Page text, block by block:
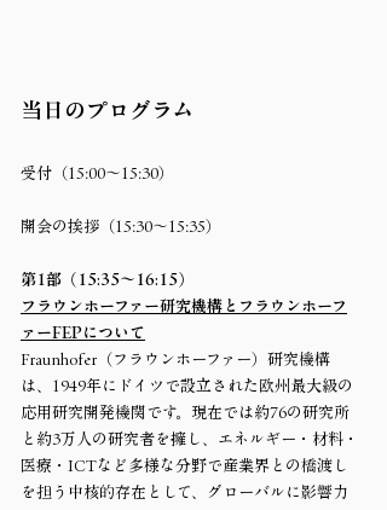
当日のプログラム
受付（15:00～15:30）
開会の挨拶（15:30～15:35）
第1部（15:35～16:15）
フラウンホーファー研究機構とフラウンホーフ
ァーFEPについて
Fraunhofer（フラウンホーファー）研究機構
は、1949年にドイツで設立された欧州最大級の
応用研究開発機関です。現在では約76の研究所
と約3万人の研究者を擁し、エネルギー・材料・
医療・ICTなど多様な分野で産業界との橋渡し
を担う中核的存在として、グローバルに影響力